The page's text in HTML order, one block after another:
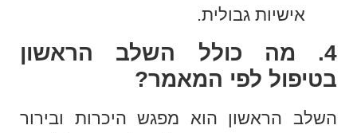
אישיות גבולית.
4. מה כולל השלב הראשון
בטיפול לפי המאמר?
השלב הראשון הוא מפגש היכרות ובירור